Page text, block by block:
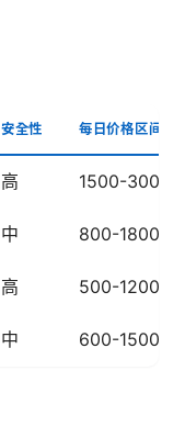
安全性 每日价格区间
高 1500-3000
中 800-1800
高 500-1200
中 600-1500